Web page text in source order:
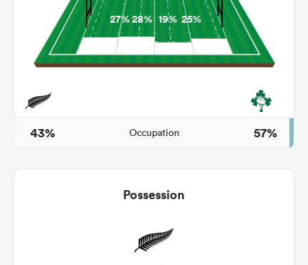
27%28% 19% 25%
43% Occupation 57%
Possession